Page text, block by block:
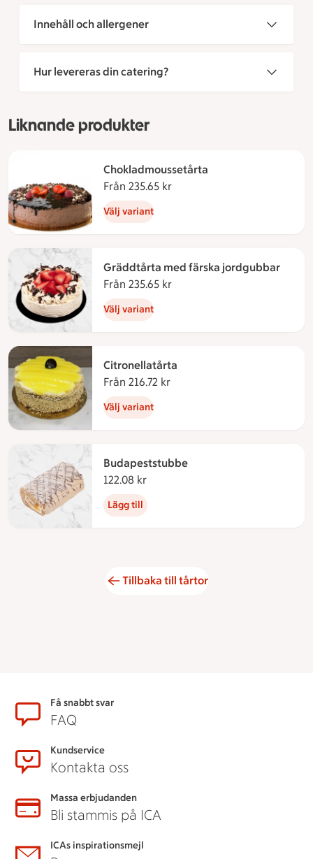
Innehåll och allergener
Hur levereras din catering?
Liknande produkter
Chokladmoussetårta
Från 235.65 kr
Välj variant
Gräddtårta med färska jordgubbar
Från 235.65 kr
Välj variant
Citronellatårta
Från 216.72 kr
Välj variant
Budapeststubbe
122.08 kr
Lägg till
Tillbaka till tårtor
SidfotFå snabbt svar
FAQ
Kundservice
Kontakta oss
Massa erbjudanden
Bli stammis på ICA
ICAs inspirationsmejl